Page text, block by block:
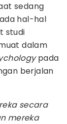
sedang
hal-hal
studi
dalam
pada
berjalan
secara
mereka